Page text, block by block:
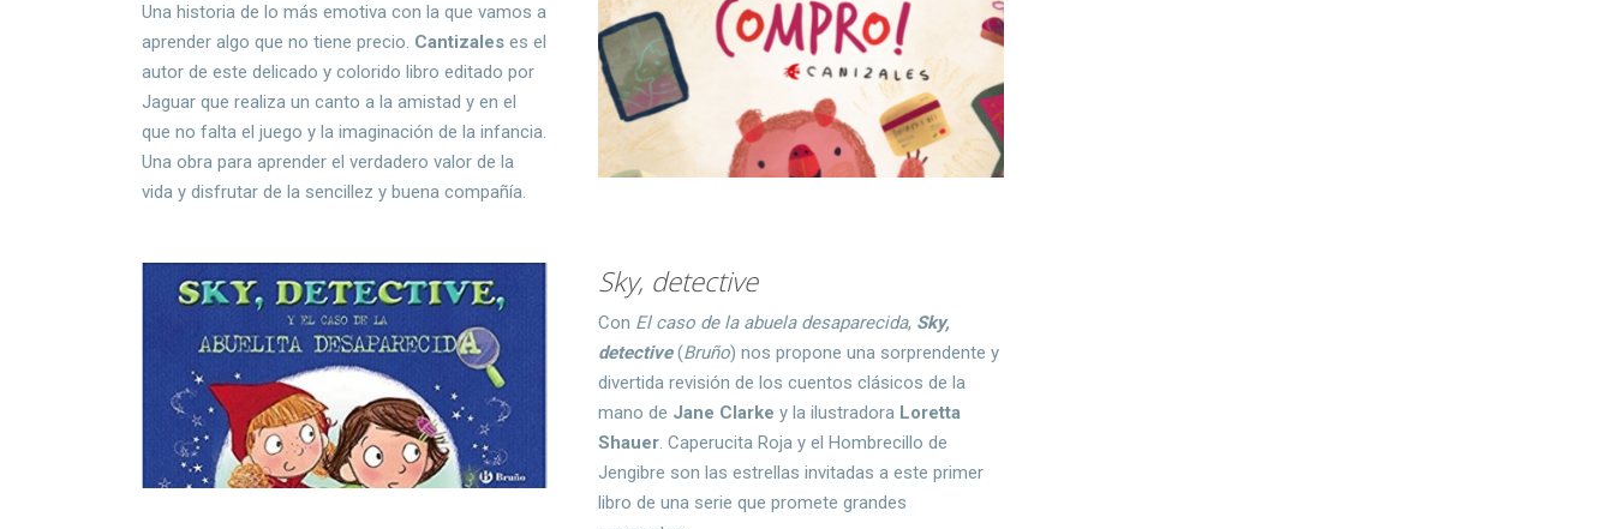
Una historia de lo más emotiva con la que vamos a
aprender algo que no tiene precio. Cantizales es el
autor de este delicado y colorido libro editado por
Jaguar que realiza un canto a la amistad y en el
que no falta el juego y la imaginación de la infancia.
Una obra para aprender el verdadero valor de la
vida y disfrutar de la sencillez y buena compañía.
Sky, detective
Con El caso de la abuela desaparecida, Sky,
detective(Bruño) nos propone una sorprendente y
divertida revisión de los cuentos clásicos de la
mano de Jane Clarke y la ilustradora Loretta
Shauer. Caperucita Roja y el Hombrecillo de
Jengibre son las estrellas invitadas a este primer
libro de una serie que promete grandes